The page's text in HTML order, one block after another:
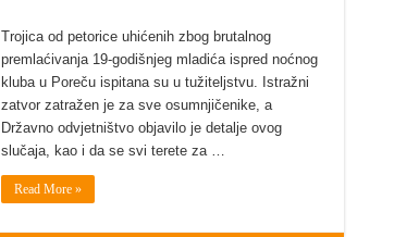
Trojica od petorice uhićenih zbog brutalnog
premlaćivanja 19-godišnjeg mladića ispred noćnog
kluba u Poreču ispitana su u tužiteljstvu. Istražni
zatvor zatražen je za sve osumnjičenike, a
Državno odvjetništvo objavilo je detalje ovog
slučaja, kao i da se svi terete za …
Read More »